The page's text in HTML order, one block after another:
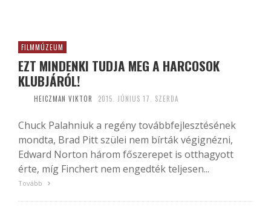
FILMMÚZEUM
EZT MINDENKI TUDJA MEG A HARCOSOK
KLUBJÁRÓL!
HEICZMAN VIKTOR 2015. JÚNIUS 17. SZERDA
Chuck Palahniuk a regény továbbfejlesztésének
mondta, Brad Pitt szülei nem bírták végignézni,
Edward Norton három főszerepet is otthagyott
érte, míg Finchert nem engedték teljesen...
Tovább